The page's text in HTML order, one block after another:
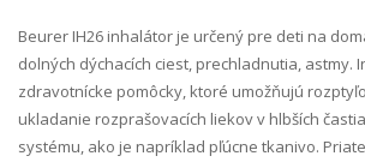
Beurer IH26 inhalátor je určený pre deti na
dolných dýchacích ciest, prechladnutia, astmy.
zdravotnícke pomôcky, ktoré umožňujú
ukladanie rozprašovacích liekov v hlbších
systému, ako je napríklad pľúcne tkanivo.